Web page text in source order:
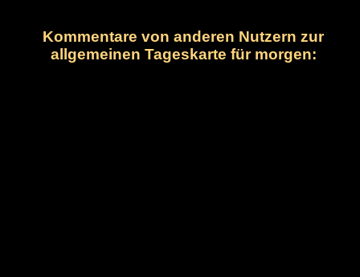
Kommentare von anderen Nutzern zur
allgemeinen Tageskarte für morgen: